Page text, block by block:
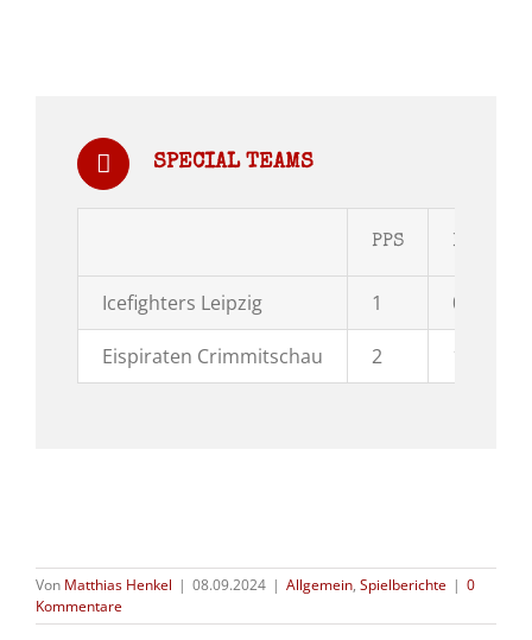
SPECIAL TEAMS
PPS PPG
Icefighters Leipzig 1 0
Eispiraten Crimmitschau 2 1
Von Matthias Henkel | 08.09.2024 | Allgemein, Spielberichte | 0
Kommentare